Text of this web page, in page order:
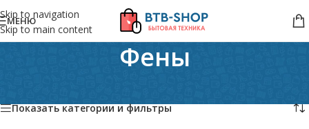
Skip to navigation
Skip to main content
МЕНЮ
Фены
Показать категории и фильтры